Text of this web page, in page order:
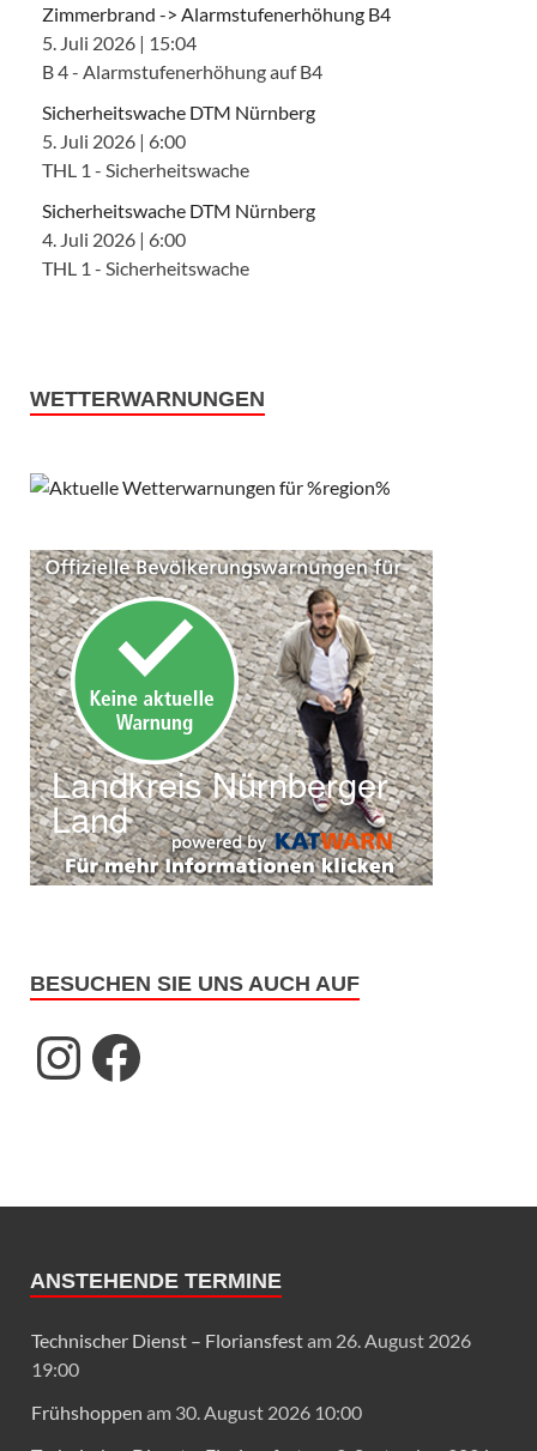
Zimmerbrand -> Alarmstufenerhöhung B4
5. Juli 2026 | 15:04
B 4 - Alarmstufenerhöhung auf B4
Sicherheitswache DTM Nürnberg
5. Juli 2026 | 6:00
THL 1 - Sicherheitswache
Sicherheitswache DTM Nürnberg
4. Juli 2026 | 6:00
THL 1 - Sicherheitswache
WETTERWARNUNGEN
BESUCHEN SIE UNS AUCH AUF
ANSTEHENDE TERMINE
Technischer Dienst – Floriansfestam 26. August 2026
19:00
Frühshoppen am 30. August 2026 10:00